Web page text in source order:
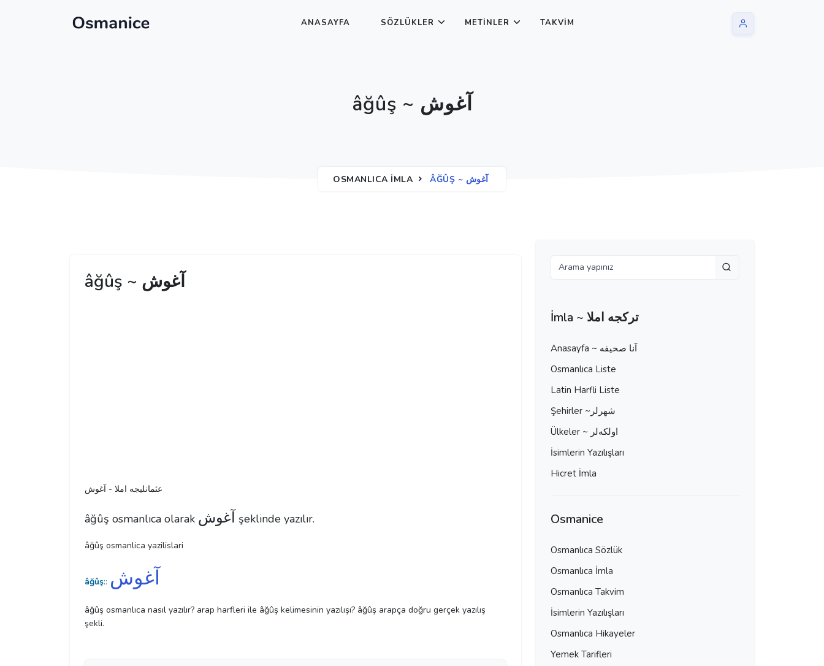
ANASAYFA SÖZLÜKLER METINLER TAKVIM
âğûş ~ آغوش
OSMANLICA İMLA ÂĞÛŞ ~ آغوش
âğûş ~ آغوش
عثمانليجه املا - آغوش
âğûş osmanlıca olarak آغوش şeklinde yazılır.
âğûş osmanlica yazilislari
âğûş:: آغوش
âğûş osmanlıca nasıl yazılır? arap harfleri ile âğûş kelimesinin yazılışı? âğûş arapça doğru gerçek yazılış
şekli.
İmla ~ تركجه املا
Anasayfa ~ آنا صحيفه
Osmanlıca Liste
Latin Harfli Liste
Şehirler ~شهرلر
Ülkeler ~ اولكه‌لر
İsimlerin Yazılışları
Hicret İmla
Osmanice
Osmanlıca Sözlük
Osmanlıca İmla
Osmanlıca Takvim
İsimlerin Yazılışları
Osmanlıca Hikayeler
Yemek Tarifleri